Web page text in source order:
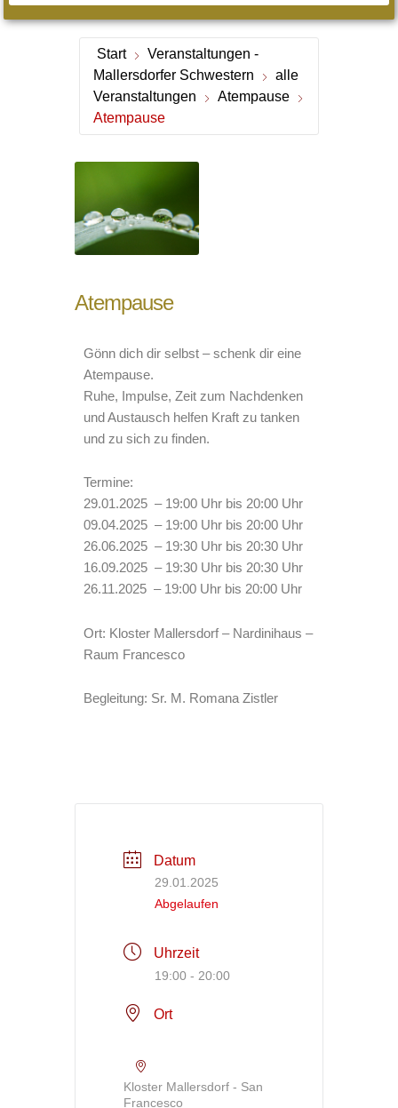
Start
Veranstaltungen -
Mallersdorfer Schwestern
alle
Veranstaltungen
Atempause
Atempause
Atempause
Gönn dich dir selbst – schenk dir eine
Atempause.
Ruhe, Impulse, Zeit zum Nachdenken
und Austausch helfen Kraft zu tanken
und zu sich zu finden.
Termine:
29.01.2025 – 19:00 Uhr bis 20:00 Uhr
09.04.2025 – 19:00 Uhr bis 20:00 Uhr
26.06.2025 – 19:30 Uhr bis 20:30 Uhr
16.09.2025 – 19:30 Uhr bis 20:30 Uhr
26.11.2025 – 19:00 Uhr bis 20:00 Uhr
Ort: Kloster Mallersdorf – Nardinihaus –
Raum Francesco
Begleitung: Sr. M. Romana Zistler
Datum
29.01.2025
Abgelaufen
Uhrzeit
19:00 - 20:00
Ort
Kloster Mallersdorf - San
Francesco